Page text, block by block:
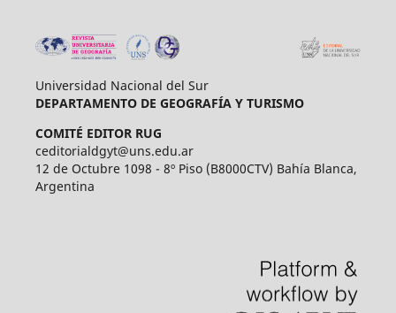
Universidad Nacional del Sur
DEPARTAMENTO DE GEOGRAFÍA Y TURISMO
COMITÉ EDITOR RUG
ceditorialdgyt@uns.edu.ar
12 de Octubre 1098 - 8º Piso (B8000CTV) Bahía Blanca,
Argentina